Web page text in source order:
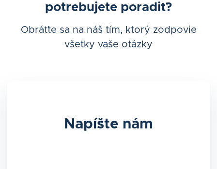
potrebujete poradiť?
Obráťte sa na náš tím, ktorý zodpovie
všetky vaše otázky
Napíšte nám